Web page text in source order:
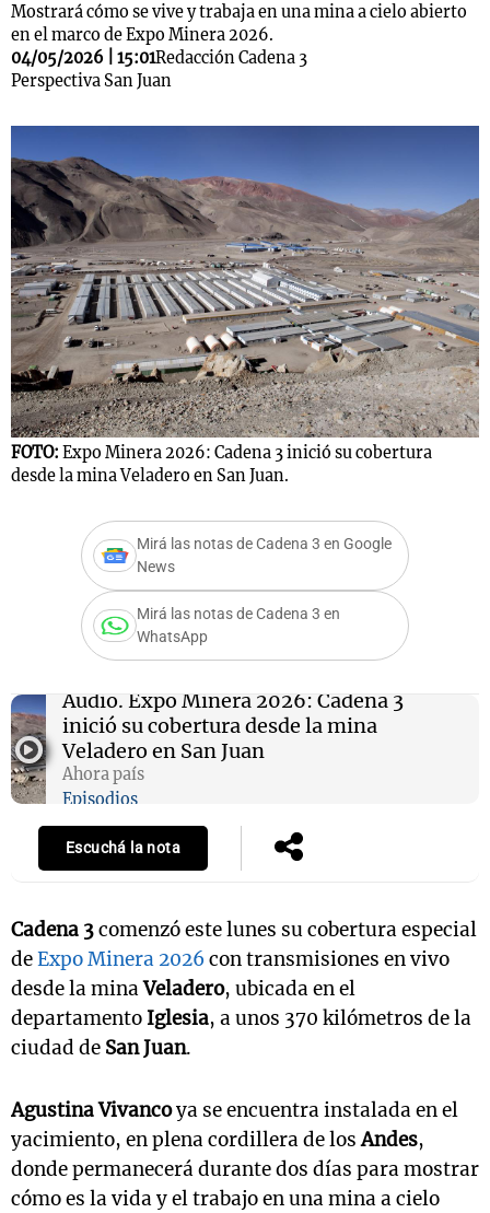
Mostrará cómo se vive y trabaja en una mina a cielo abierto
en el marco de Expo Minera 2026.
04/05/2026 | 15:01Redacción Cadena 3
Perspectiva San Juan
FOTO: Expo Minera 2026: Cadena 3 inició su cobertura
desde la mina Veladero en San Juan.
Mirá las notas de Cadena 3 en Google
News
Mirá las notas de Cadena 3 en
WhatsApp
Audio. Expo Minera 2026: Cadena 3
inició su cobertura desde la mina
Veladero en San Juan
Ahora país
Episodios
Escuchá la nota
Cadena 3comenzó este lunes su cobertura especial
deExpo Minera 2026 con transmisiones en vivo
desde la minaVeladero, ubicada en el
departamento Iglesia, a unos 370 kilómetros de la
ciudad de San Juan.
Agustina Vivancoya se encuentra instalada en el
yacimiento, en plena cordillera de losAndes,
donde permanecerá durante dos días para mostrar
cómo es la vida y el trabajo en una mina a cielo
Notas
Mundial 2026
Notas
La Sole en
Cadena 3